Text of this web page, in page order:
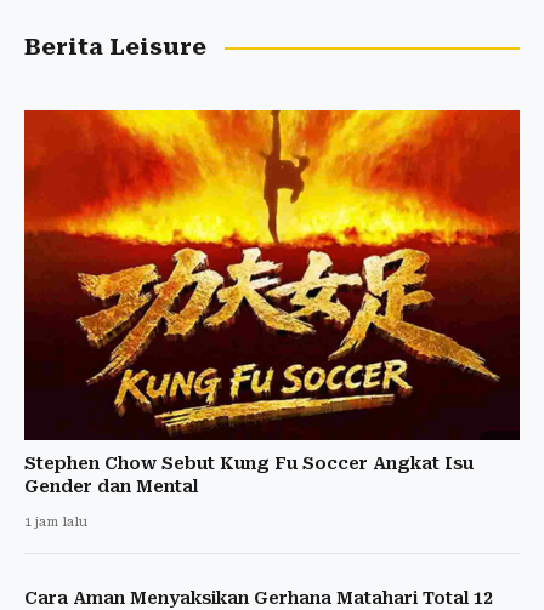
Berita Leisure
Stephen Chow Sebut Kung Fu Soccer Angkat Isu
Gender dan Mental
1 jam lalu
Cara Aman Menyaksikan Gerhana Matahari Total 12